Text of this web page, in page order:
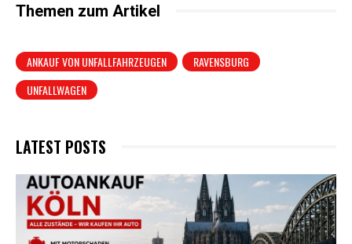
Themen zum Artikel
ANKAUF VON UNFALLFAHRZEUGEN
RAVENSBURG
UNFALLWAGEN
LATEST POSTS